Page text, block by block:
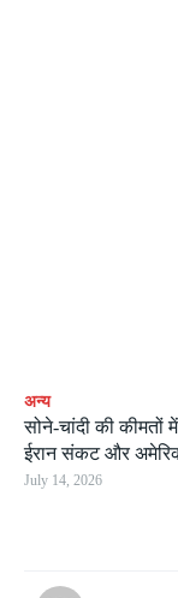
अन्य
सोने-चांदी की
ईरान संकट और
July 14, 2026